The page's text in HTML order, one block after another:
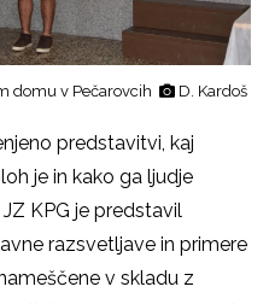
domu v Pečarovcih D. Kardoš
predstavitvi, kaj
je in kako ga ljudje
KPG je predstavil
razsvetljave in primere
v skladu z